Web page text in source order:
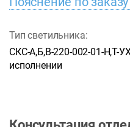
Тип светильника:
СКС-А,Б,В-220-002-01-Н,Т-
исполнении